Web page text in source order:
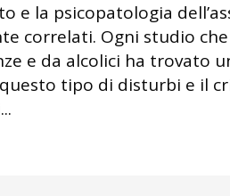
e la psicopatologia
correlati. Ogni studio
e da alcolici ha trovato
tipo di disturbi e il